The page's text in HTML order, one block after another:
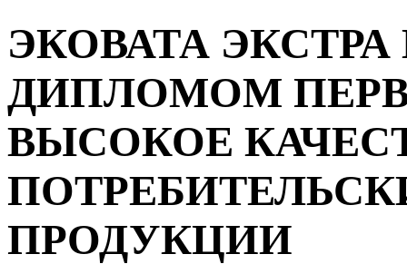
ЭКОВАТА
ДИПЛОМОМ
ВЫСОКОЕ
ПРОДУКЦИИ